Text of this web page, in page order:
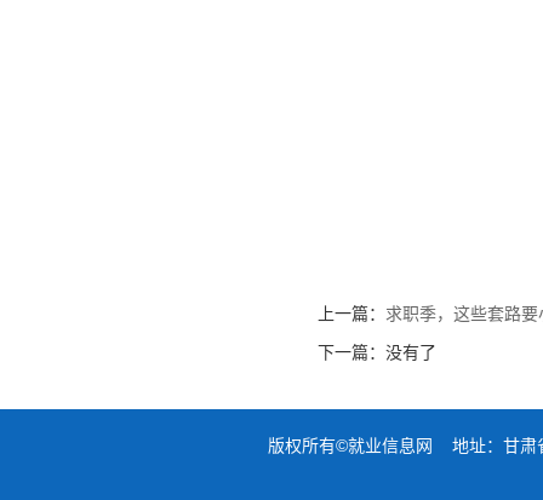
上一篇： 求职季，这些套路要
下一篇：没有了
版权所有©就业信息网 地址：甘